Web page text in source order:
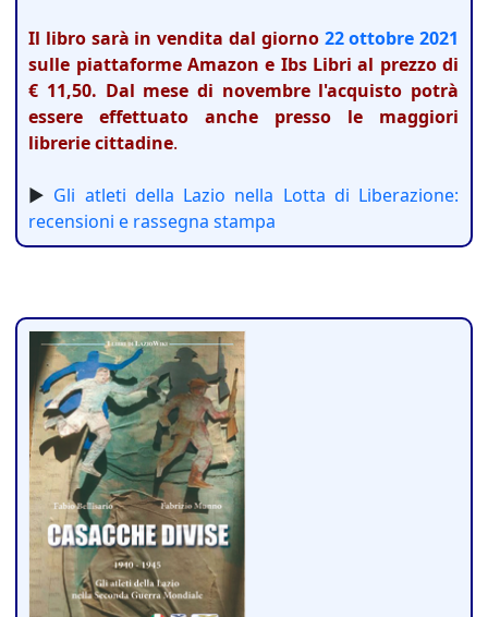
Il libro sarà in vendita dal giorno 22 ottobre 2021
sulle piattaforme Amazon e Ibs Libri al prezzo di
€ 11,50. Dal mese di novembre l'acquisto potrà
essere effettuato anche presso le maggiori
librerie cittadine.
► Gli atleti della Lazio nella Lotta di Liberazione:
recensioni e rassegna stampa